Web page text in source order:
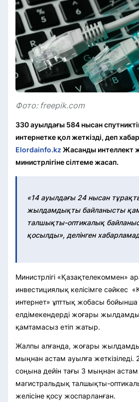
Фото: freepik.com
330 ауылдағы 584 нысан
интернетке қол жеткізді, деп
Elordainfo.kz Жасанды интеллект
министрлігіне сілтеме жасап.
«14 ауылдағы 24 нысан
жылдамдықты байланысты
талшықты-оптикалық
қосылды», делінген
Министрлігі «Қазақтелекоммен»
инвестициялық келісімге сәйкес
интернет» ұлттық жобасы
елдімекендерді жоғары
қамтамасыз етіп жатыр.
Жалпы алғанда, жоғары
мыңнан астам ауылға
соңына дейін тағы 3 мыңнан
магистральдық талшықты-
желісіне қосу жоспарланған.